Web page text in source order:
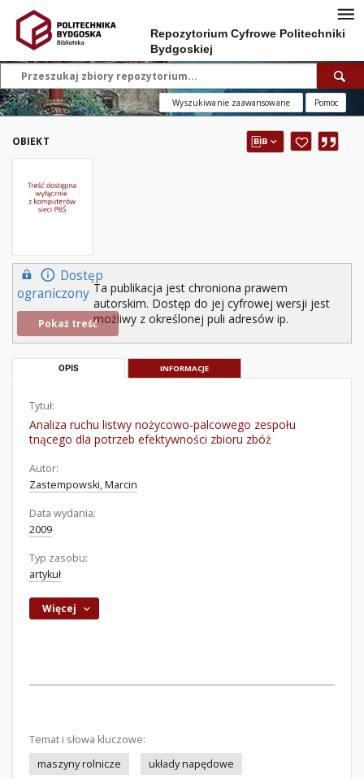
Repozytorium Cyfrowe Politechniki
Bydgoskiej
Wyszukiwanie zaawansowane Pomoc
OBIEKT
Dostęp
ograniczony
Pokaż treść
Ta publikacja jest chroniona prawem
autorskim. Dostęp do jej cyfrowej wersji jest
możliwy z określonej puli adresów ip.
OPIS INFORMACJE
Tytuł:
Analiza ruchu listwy nożycowo-palcowego zespołu
tnącego dla potrzeb efektywności zbioru zbóż
Autor:
Zastempowski, Marcin
Data wydania:
2009
Typ zasobu:
artykuł
Więcej
Temat i słowa kluczowe:
maszyny rolnicze
układy napędowe